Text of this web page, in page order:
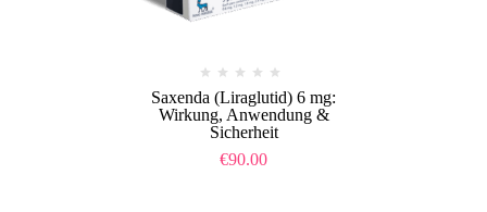
Saxenda (Liraglutid) 6 mg:
Wirkung, Anwendung &
Sicherheit
€90.00